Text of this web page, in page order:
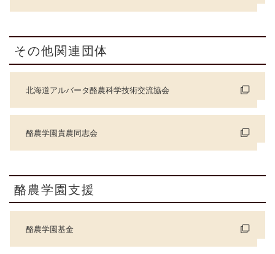
その他関連団体
北海道アルバータ酪農科学技術交流協会
酪農学園貴農同志会
酪農学園支援
酪農学園基金